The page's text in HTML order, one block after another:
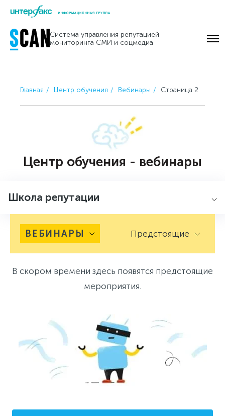
Skip
content
Система управления репутацией
мониторинга СМИ и соцмедиа
Главная Центр обучения Вебинары Страница 2
Центр обучения - вебинары
Школа репутации
ВЕБИНАРЫ Предстоящие
В скором времени здесь появятся предстоящие
мероприятия.